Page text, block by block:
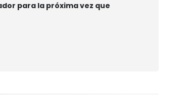
para la próxima vez que